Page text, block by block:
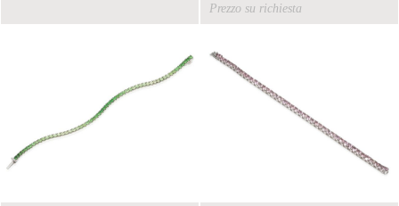
Prezzo su richiesta